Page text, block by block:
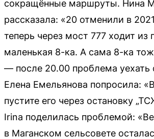
сокращённые маршруты. Нина
рассказала: «20 отменили в
теперь через мост 777 ходит из
маленькая 8-ка. А сама 8-ка
— после 20.00 проблема уехать
Елена Емельянова попросила:
пустите его через остановку
Irina поделилась проблемой:
в Маганском сельсовете